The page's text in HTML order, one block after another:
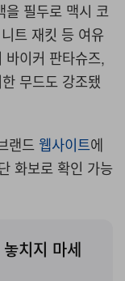
을 필두로 맥시 코
트 재킷 등 여유
바이커 판타슈즈,
무드도 강조됐
랜드 웹사이트에
화보로 확인 가능
치지 마세